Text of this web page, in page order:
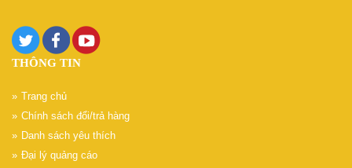
THÔNG TIN
Trang chủ
Chính sách đổi/trả hàng
Danh sách yêu thích
Đại lý quảng cáo